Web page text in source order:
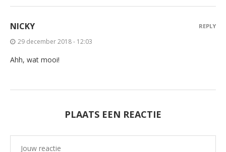
NICKY
29 december 2018 - 12:03
Ahh, wat mooi!
REPLY
PLAATS EEN REACTIE